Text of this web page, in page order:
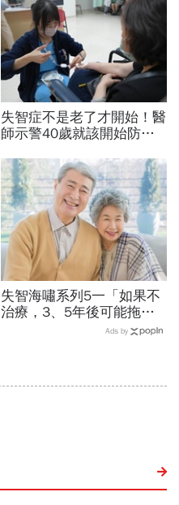
失智症不是老了才開始！醫
師示警40歲就該開始防失
45％風險
失智海嘯系列5一「如果不
治療，3、5年後可能拖垮
小孩」...2款新藥問世，有
Ads by